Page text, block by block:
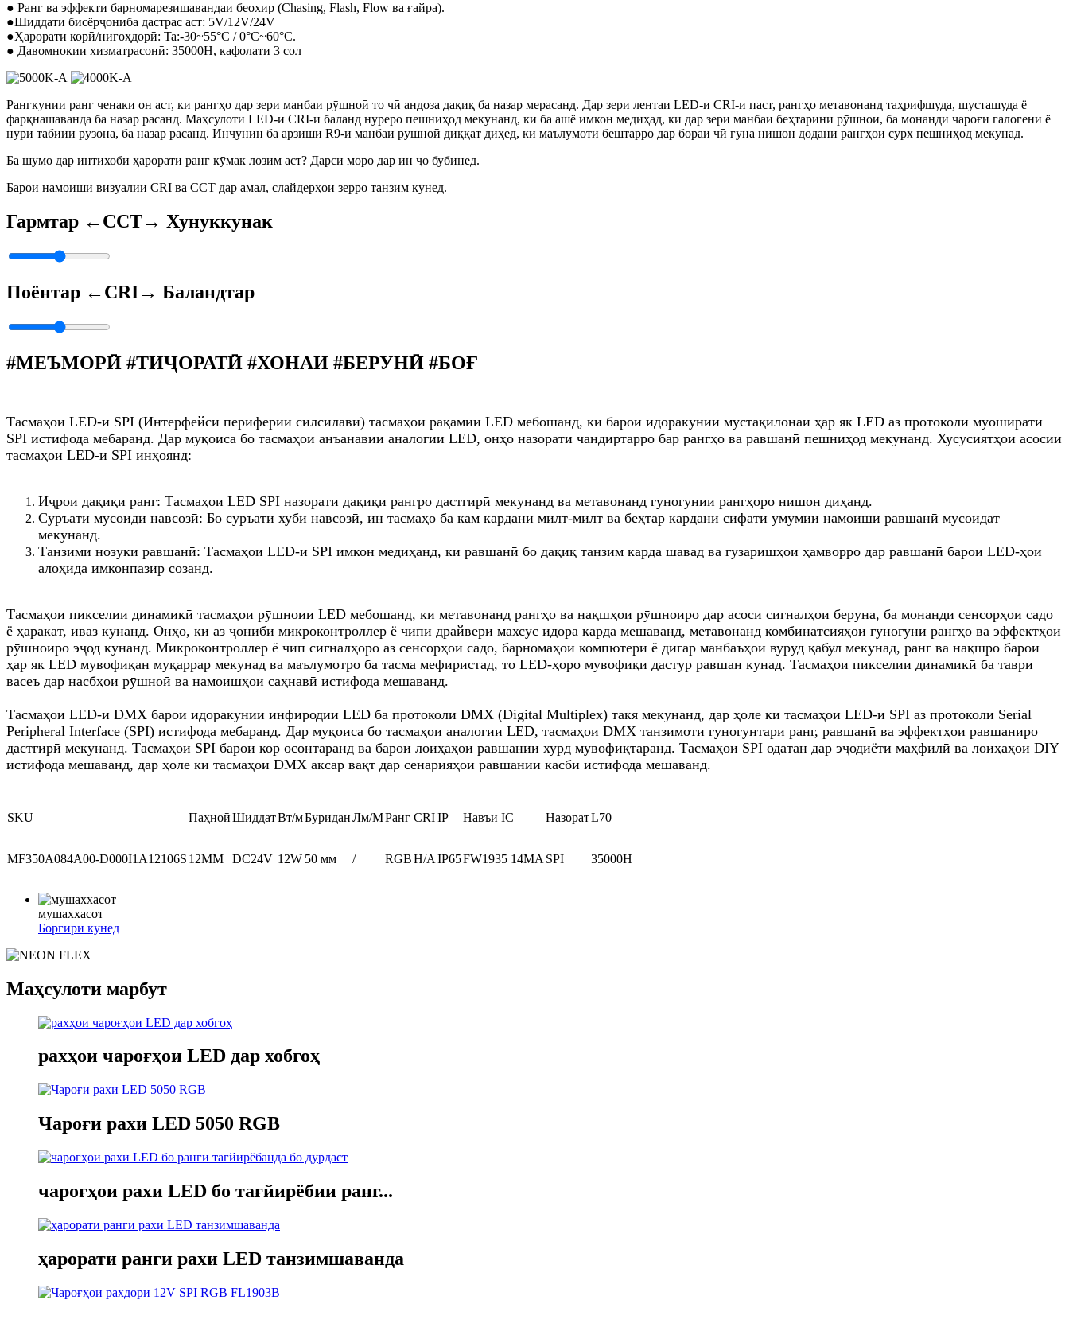
● Ранг ва эффекти барномарезишавандаи беохир (Chasing, Flash, Flow ва ғайра).
●Шиддати бисёрҷониба дастрас аст: 5V/12V/24V
●Ҳарорати корӣ/нигоҳдорӣ: Ta:-30~55°C / 0°C~60°C.
● Давомнокии хизматрасонӣ: 35000H, кафолати 3 сол
Рангкунии ранг ченаки он аст, ки рангҳо дар зери манбаи рӯшноӣ то чӣ андоза дақиқ ба назар мерасанд. Дар зери лентаи LED-и CRI-и паст, рангҳо метавонанд таҳрифшуда, шусташуда ё
фарқнашаванда ба назар расанд. Маҳсулоти LED-и CRI-и баланд нуреро пешниҳод мекунанд, ки ба ашё имкон медиҳад, ки дар зери манбаи беҳтарини рӯшноӣ, ба монанди чароғи галогенӣ ё
нури табиии рӯзона, ба назар расанд. Инчунин ба арзиши R9-и манбаи рӯшноӣ диққат диҳед, ки маълумоти бештарро дар бораи чӣ гуна нишон додани рангҳои сурх пешниҳод мекунад.
Ба шумо дар интихоби ҳарорати ранг кӯмак лозим аст? Дарси моро дар ин ҷо бубинед.
Барои намоиши визуалии CRI ва CCT дар амал, слайдерҳои зерро танзим кунед.
Гармтар ←CCT→ Хунуккунак
Поёнтар ←CRI→ Баландтар
#МЕЪМОРӢ #ТИҶОРАТӢ #ХОНАИ #БЕРУНӢ #БОҒ
Тасмаҳои LED-и SPI (Интерфейси периферии силсилавӣ) тасмаҳои рақамии LED мебошанд, ки барои идоракунии мустақилонаи ҳар як LED аз протоколи муоширати
SPI истифода мебаранд. Дар муқоиса бо тасмаҳои анъанавии аналогии LED, онҳо назорати чандиртарро бар рангҳо ва равшанӣ пешниҳод мекунанд. Хусусиятҳои асосии
тасмаҳои LED-и SPI инҳоянд:
Иҷрои дақиқи ранг: Тасмаҳои LED SPI назорати дақиқи рангро дастгирӣ мекунанд ва метавонанд гуногунии рангҳоро нишон диҳанд.
Суръати мусоиди навсозӣ: Бо суръати хуби навсозӣ, ин тасмаҳо ба кам кардани милт-милт ва беҳтар кардани сифати умумии намоиши равшанӣ мусоидат
мекунанд.
Танзими нозуки равшанӣ: Тасмаҳои LED-и SPI имкон медиҳанд, ки равшанӣ бо дақиқ танзим карда шавад ва гузаришҳои ҳамворро дар равшанӣ барои LED-ҳои
алоҳида имконпазир созанд.
Тасмаҳои пикселии динамикӣ тасмаҳои рӯшноии LED мебошанд, ки метавонанд рангҳо ва нақшҳои рӯшноиро дар асоси сигналҳои беруна, ба монанди сенсорҳои садо
ё ҳаракат, иваз кунанд. Онҳо, ки аз ҷониби микроконтроллер ё чипи драйвери махсус идора карда мешаванд, метавонанд комбинатсияҳои гуногуни рангҳо ва эффектҳои
рӯшноиро эҷод кунанд. Микроконтроллер ё чип сигналҳоро аз сенсорҳои садо, барномаҳои компютерӣ ё дигар манбаъҳои вуруд қабул мекунад, ранг ва нақшро барои
ҳар як LED мувофиқан муқаррар мекунад ва маълумотро ба тасма мефиристад, то LED-ҳоро мувофиқи дастур равшан кунад. Тасмаҳои пикселии динамикӣ ба таври
васеъ дар насбҳои рӯшноӣ ва намоишҳои саҳнавӣ истифода мешаванд.
Тасмаҳои LED-и DMX барои идоракунии инфиродии LED ба протоколи DMX (Digital Multiplex) такя мекунанд, дар ҳоле ки тасмаҳои LED-и SPI аз протоколи Serial
Peripheral Interface (SPI) истифода мебаранд. Дар муқоиса бо тасмаҳои аналогии LED, тасмаҳои DMX танзимоти гуногунтари ранг, равшанӣ ва эффектҳои равшаниро
дастгирӣ мекунанд. Тасмаҳои SPI барои кор осонтаранд ва барои лоиҳаҳои равшании хурд мувофиқтаранд. Тасмаҳои SPI одатан дар эҷодиёти маҳфилӣ ва лоиҳаҳои DIY
истифода мешаванд, дар ҳоле ки тасмаҳои DMX аксар вақт дар сенарияҳои равшании касбӣ истифода мешаванд.
SKU ПаҳноӣШиддатВт/мБуриданЛм/МРанг CRIIP Навъи IC НазоратL70
MF350A084A00-D000I1A12106S 12ММ DC24V 12W 50 мм / RGBН/А IP65FW1935 14MA SPI 35000H
мушаххасот
Боргирӣ кунед
Маҳсулоти марбут
рахҳои чароғҳои LED дар хобгоҳ
Чароғи рахи LED 5050 RGB
чароғҳои рахи LED бо тағйирёбии ранг...
ҳарорати ранги рахи LED танзимшаванда